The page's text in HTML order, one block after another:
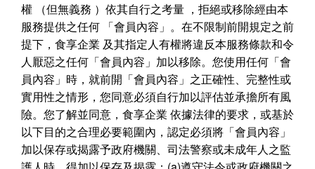
權
（但無義務 ）依其自行之考量 ，拒絕或移除經由本
服務提供之任何 「會員內容」。在不限制前開規定之前
提下，食享企業 及其指定人有權將違反本服務條款和令
人厭惡之任何「會員內容」加以移除。您使用任何「會
員內容」時，就前開「會員內容」之正確性、完整性或
實用性之情形，您同意必須自行加以評估並承擔所有風
險。您了解並同意，食享企業 依據法律的要求，或基於
以下目的之合理必要範圍內，認定必須將「會員內容」
加以保存或揭露予政府機關、司法警察或未成年人之監